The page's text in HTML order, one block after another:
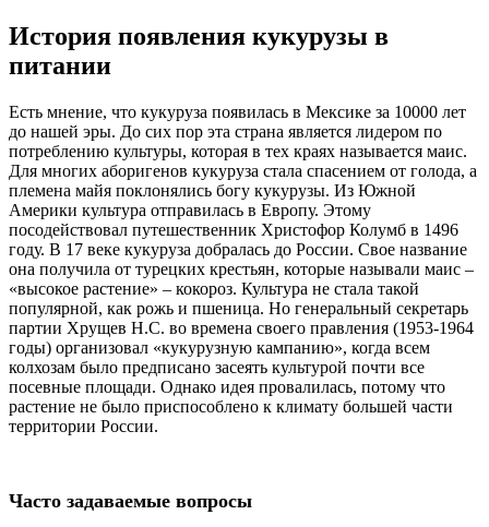
История появления кукурузы в
питании
Есть мнение, что кукуруза появилась в Мексике за 10000 лет
до нашей эры. До сих пор эта страна является лидером по
потреблению культуры, которая в тех краях называется маис.
Для многих аборигенов кукуруза стала спасением от голода, а
племена майя поклонялись богу кукурузы. Из Южной
Америки культура отправилась в Европу. Этому
посодействовал путешественник Христофор Колумб в 1496
году. В 17 веке кукуруза добралась до России. Свое название
она получила от турецких крестьян, которые называли маис –
«высокое растение» – кокороз. Культура не стала такой
популярной, как рожь и пшеница. Но генеральный секретарь
партии Хрущев Н.С. во времена своего правления (1953-1964
годы) организовал «кукурузную кампанию», когда всем
колхозам было предписано засеять культурой почти все
посевные площади. Однако идея провалилась, потому что
растение не было приспособлено к климату большей части
территории России.
Часто задаваемые вопросы